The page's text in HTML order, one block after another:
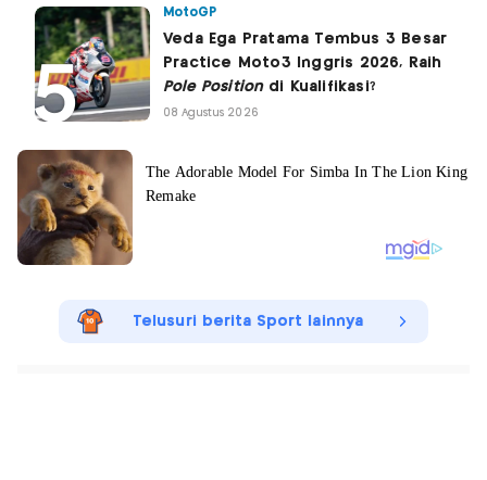
MotoGP
Veda Ega Pratama Tembus 3 Besar
Practice Moto3 Inggris 2026, Raih
Pole Positiondi Kualifikasi?
08 Agustus 2026
Telusuri berita Sport lainnya